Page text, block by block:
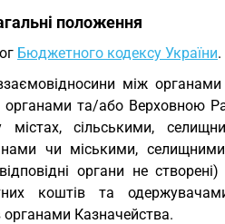
положення
Бюджетного кодексу України.
між
органами та/або Верховною
сільськими,
чи міськими,
органи не
коштів та
органами Казначейства.